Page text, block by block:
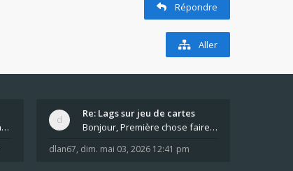
Répondre
Aller
Pour moi pas de lag avec comme navigateur Chrome
Re: Lags sur jeu de cartes
Bonjour, Première chose faire un arrêt complet de
dlan67, dim. mai 03, 2026 12:41 pm